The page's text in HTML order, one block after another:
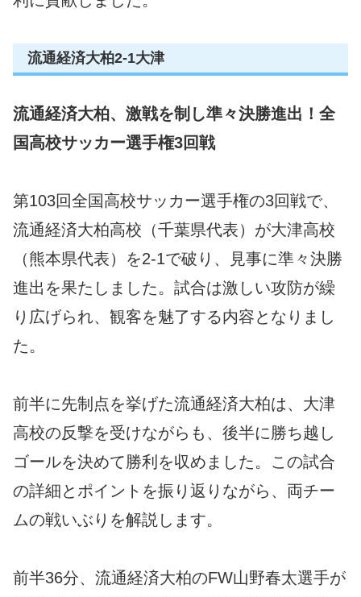
流通経済大柏2-1大津
流通経済大柏、激戦を制し準々決勝進出！全
国高校サッカー選手権3回戦
第103回全国高校サッカー選手権の3回戦で、
流通経済大柏高校（千葉県代表）が大津高校
（熊本県代表）を2-1で破り、見事に準々決勝
進出を果たしました。試合は激しい攻防が繰
り広げられ、観客を魅了する内容となりまし
た。
前半に先制点を挙げた流通経済大柏は、大津
高校の反撃を受けながらも、後半に勝ち越し
ゴールを決めて勝利を収めました。この試合
の詳細とポイントを振り返りながら、両チー
ムの戦いぶりを解説します。
前半36分、流通経済大柏のFW山野春太選手が